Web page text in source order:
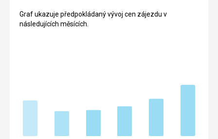
Graf ukazuje předpokládaný vývoj cen zájezdu v
následujících měsících.